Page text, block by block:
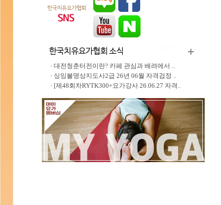
대전청춘터전이란? 카페 관심과 배려에서 ..
싱잉볼명상지도사2급 26년 06월 자격검정 ..
[제48회차RYTK300+요가강사 26.06.27 자격..